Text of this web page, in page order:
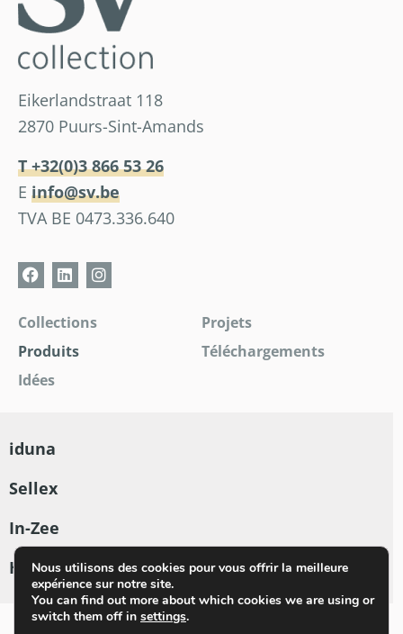
Eikerlandstraat 118
2870 Puurs-Sint-Amands
T +32(0)3 866 53 26
E info@sv.be
TVA BE 0473.336.640
Collections
Projets
Produits
Téléchargements
Idées
iduna
Sellex
In-Zee
Hamari
Nederlands
Nous utilisons des cookies pour vous offrir la meilleure
expérience sur notre site.
You can find out more about which cookies we are using or
switch them off in settings.